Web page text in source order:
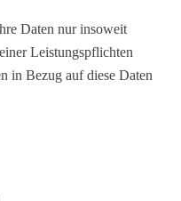
Daten nur insoweit
Leistungspflichten
in Bezug auf diese Daten